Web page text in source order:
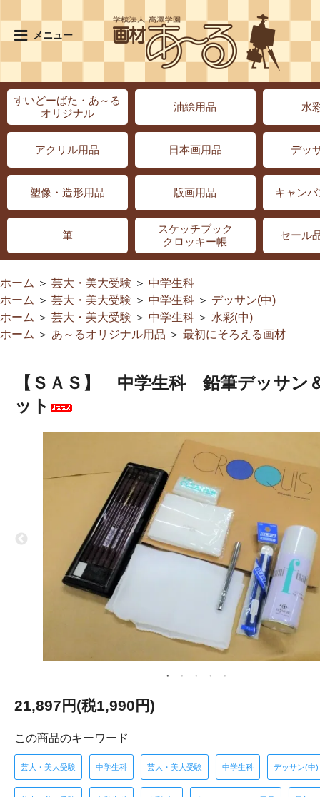
メニュー
すいどーばた・あ～る
オリジナル
油絵用品 水
アクリル用品 日本画用品 デッ
塑像・造形用品 版画用品 キャン
筆
スケッチブック
クロッキー帳
セール
ホーム ＞ 芸大・美大受験 ＞ 中学生科
ホーム ＞ 芸大・美大受験 ＞ 中学生科 ＞ デッサン(中)
ホーム ＞ 芸大・美大受験 ＞ 中学生科 ＞ 水彩(中)
ホーム ＞ あ～るオリジナル用品 ＞ 最初にそろえる画材
【ＳＡＳ】 中学生科 鉛筆デッサン
ット
21,897円(税1,990円)
この商品のキーワード
芸大・美大受験 中学生科 芸大・美大受験 中学生科 デッサン(中)